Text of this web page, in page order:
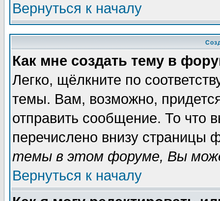
Вернуться к началу
Как мне создать тему в
Легко, щёлкните по
темы. Вам, возможно,
отправить сообщение. То что
перечислено внизу страницы
темы в этом форуме, Вы
Вернуться к началу